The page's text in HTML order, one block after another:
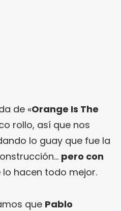
de «Orange Is The
rollo, así que nos
lo guay que fue la
pero con
lo hacen todo mejor.
que Pablo